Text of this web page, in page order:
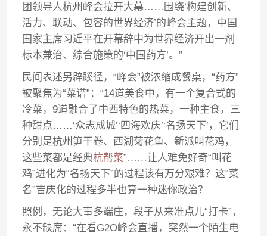
团领导人杭州峰会拉开大幕……围绕‘构建创新、
活力、联动、包容的世界经济’的峰会主题，中国
国家主席习近平在开幕辞中为世界经济开出一剂
标本兼治、综合施策的‘中国药方’。”
民间表述另辟蹊径，“峰会”被浓缩成餐桌，“药方”
被聚焦为“菜谱”：“14道美食中，有一个复合式的
冷菜，9道融合了中西特色的热菜，一种主食，三
种甜点……‘众志成城’‘四海欢庆’‘名扬天下’，它们
分别是杭州笋干卷、西湖菊花鱼、新派叫花鸡，
这些菜都是经典杭帮菜”……让人难免好奇“叫花
鸡”进化为“名扬天下”的过程该有万分艰难？这“菜
名”吉庆化的过程多半也算一种迷你政治？
照例，无论大事多端庄，段子从来准点儿“打卡”，
永不缺席：“在看G2O峰会直播，突然一个陌生电